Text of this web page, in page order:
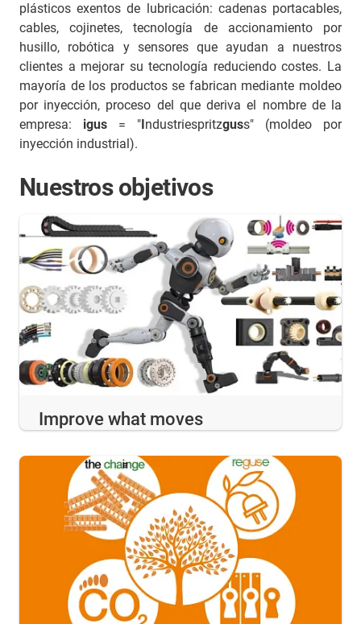
plásticos exentos de lubricación: cadenas portacables,
cables, cojinetes, tecnología de accionamiento por
husillo, robótica y sensores que ayudan a nuestros
clientes a mejorar su tecnología reduciendo costes. La
mayoría de los productos se fabrican mediante moldeo
por inyección, proceso del que deriva el nombre de la
empresa: igus = "Industriespritzguss" (moldeo por
inyección industrial).
Nuestros objetivos
Improve what moves